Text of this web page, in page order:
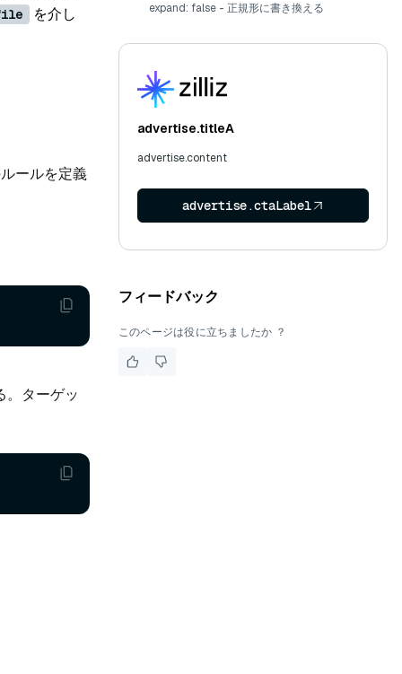
を介し
ールを定義
。ターゲッ
expand: false - 正規形に書き換える
advertise.titleA
advertise.content
advertise.ctaLabel
フィードバック
このページは役に立ちましたか ？